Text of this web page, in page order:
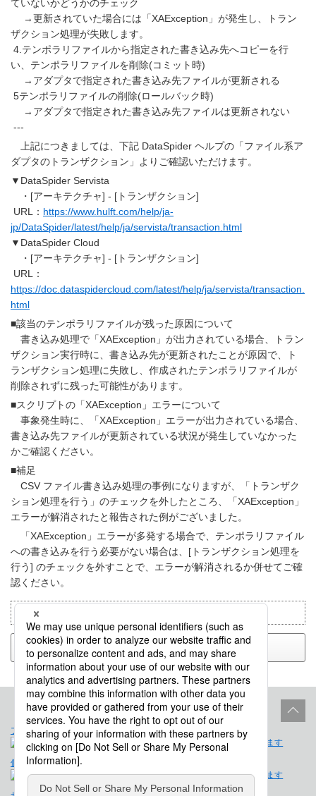
ていないかどうかのチェック
→更新されていた場合には「XAException」が発生し、トラン
ザクション処理が失敗します。
4.テンポラリファイルから指定された書き込み先へコピーを行
い、テンポラリファイルを削除(コミット時)
→アダプタで指定された書き込み先ファイルが更新される
5テンポラリファイルの削除(ロールバック時)
→アダプタで指定された書き込み先ファイルは更新されない
---
上記につきましては、下記 DataSpider ヘルプの「ファイル系ア
ダプタのトランザクション」よりご確認いただけます。
▼DataSpider Servista
・[アーキテクチャ] - [トランザクション]
URL： https://www.hulft.com/help/ja-
jp/DataSpider/latest/help/ja/servista/transaction.html
▼DataSpider Cloud
・[アーキテクチャ] - [トランザクション]
URL：
https://doc.dataspidercloud.com/latest/help/ja/servista/transaction.
html
■該当のテンポラリファイルが残った原因について
書き込み処理で「XAException」が出力されている場合、トラン
ザクション実行時に、書き込み先が更新されたことが原因で、ト
ランザクション処理に失敗し、作成されたテンポラリファイルが
削除されずに残った可能性があります。
■スクリプトの「XAException」エラーについて
事象発生時に、「XAException」エラーが出力されている場合、
書き込み先ファイルが更新されている状況が発生していなかった
かご確認ください。
■補足
CSV ファイル書き込み処理の事例になりますが、「トランザク
ション処理を行う」のチェックを外したところ、「XAException」
エラーが解消されたと報告された例がございました。
「XAException」エラーが多発する場合で、テンポラリファイル
への書き込みを行う必要がない場合は、[トランザクション処理を
行う] のチェックを外すことで、エラーが解消されるか併せてご確
認ください。
目的別で検索：
戻る
プロダクトライフサイクル サイトポリシー
個人情報保護法に基づく公表事項